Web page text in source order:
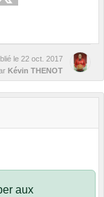
le 22 oct. 2017
Kévin THENOT
aux